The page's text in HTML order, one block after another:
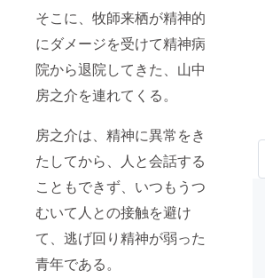
そこに、牧師来栖が精神的
にダメージを受けて精神病
院から退院してきた、山中
房之介を連れてくる。
房之介は、精神に異常をき
たしてから、人と会話する
こともできず、いつもうつ
むいて人との接触を避け
て、逃げ回り精神が弱った
青年である。